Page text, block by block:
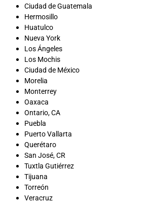
Ciudad de Guatemala
Hermosillo
Huatulco
Nueva York
Los Ángeles
Los Mochis
Ciudad de México
Morelia
Monterrey
Oaxaca
Ontario, CA
Puebla
Puerto Vallarta
Querétaro
San José, CR
Tuxtla Gutiérrez
Tijuana
Torreón
Veracruz